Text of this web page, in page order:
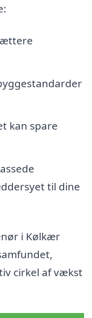
kan spare
til dine
i Kølkær
cirkel af vækst